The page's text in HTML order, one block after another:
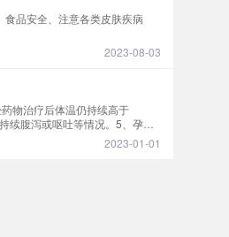
品安全、注意各类皮肤疾病
2023-08-03
物治疗后体温仍持续高于
腹泻或呕吐等情况。5、孕妇
2023-01-01